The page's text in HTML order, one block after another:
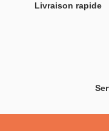
Livraison rapide